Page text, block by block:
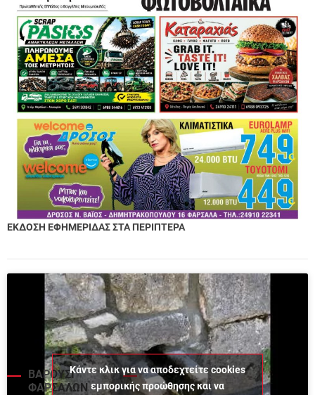
ΕΚΔΟΣΗ ΕΦΗΜΕΡΙΔΑΣ ΣΤΑ ΠΕΡΙΠΤΕΡΑ
ΒΑΡΟΥΣΙ
ΦΑΡΣΑΛΩΝ
Κάντε κλικ για να αποδεχτείτε cookies
εμπορικής προώθησης και να